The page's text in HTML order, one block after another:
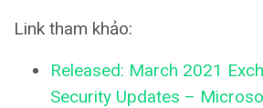
Link tham khảo:
Released: March 2021
Security Updates –